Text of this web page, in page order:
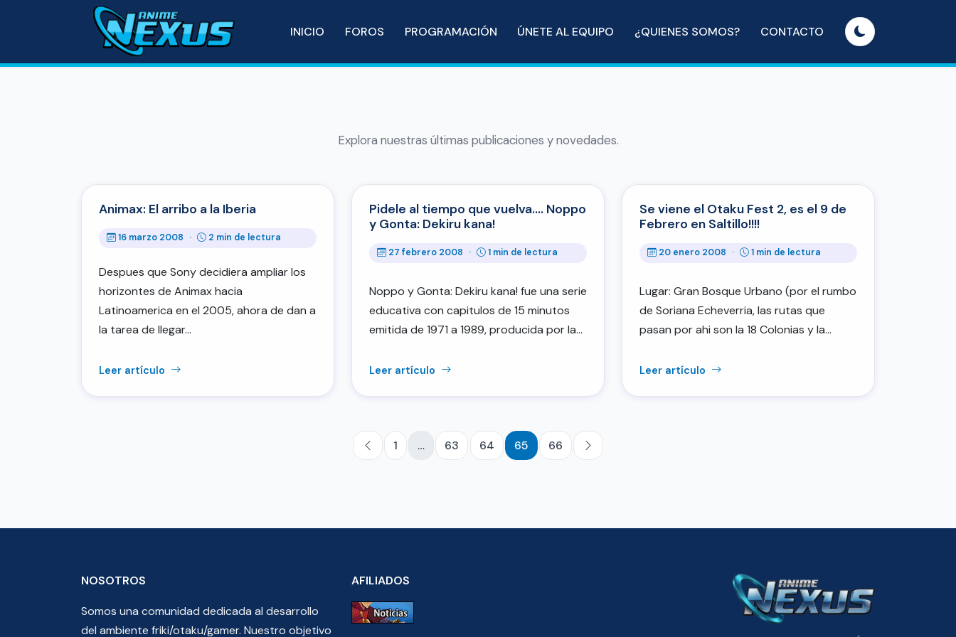
INICIO FOROS PROGRAMACIÓN ÚNETE AL EQUIPO ¿QUIENES SOMOS? CONTACTO
Explora nuestras últimas publicaciones y novedades.
Animax: El arribo a la Iberia
16 marzo 2008 · 2 min de lectura
Despues que Sony decidiera ampliar los
horizontes de Animax hacia
Latinoamerica en el 2005, ahora de dan a
la tarea de llegar…
Leer artículo
Pidele al tiempo que vuelva…. Noppo
y Gonta: Dekiru kana!
27 febrero 2008 · 1 min de lectura
Noppo y Gonta: Dekiru kana! fue una serie
educativa con capitulos de 15 minutos
emitida de 1971 a 1989, producida por la…
Leer artículo
Se viene el Otaku Fest 2, es el 9 de
Febrero en Saltillo!!!!
20 enero 2008 · 1 min de lectura
Lugar: Gran Bosque Urbano (por el rumbo
de Soriana Echeverria, las rutas que
pasan por ahi son la 18 Colonias y la…
Leer artículo
1 … 63 64 65 66
NOSOTROS
Somos una comunidad dedicada al desarrollo
del ambiente friki/otaku/gamer. Nuestro objetivo
AFILIADOS